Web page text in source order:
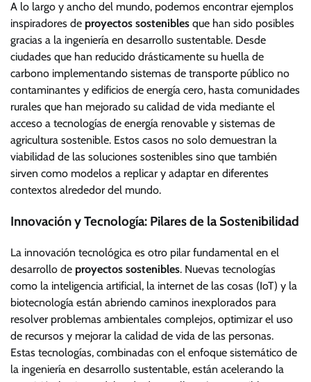
A lo largo y ancho del mundo, podemos encontrar ejemplos
inspiradores de proyectos sostenibles que han sido posibles
gracias a la ingeniería en desarrollo sustentable. Desde
ciudades que han reducido drásticamente su huella de
carbono implementando sistemas de transporte público no
contaminantes y edificios de energía cero, hasta comunidades
rurales que han mejorado su calidad de vida mediante el
acceso a tecnologías de energía renovable y sistemas de
agricultura sostenible. Estos casos no solo demuestran la
viabilidad de las soluciones sostenibles sino que también
sirven como modelos a replicar y adaptar en diferentes
contextos alrededor del mundo.
Innovación y Tecnología: Pilares de la Sostenibilidad
La innovación tecnológica es otro pilar fundamental en el
desarrollo de proyectos sostenibles. Nuevas tecnologías
como la inteligencia artificial, la internet de las cosas (IoT) y la
biotecnología están abriendo caminos inexplorados para
resolver problemas ambientales complejos, optimizar el uso
de recursos y mejorar la calidad de vida de las personas.
Estas tecnologías, combinadas con el enfoque sistemático de
la ingeniería en desarrollo sustentable, están acelerando la